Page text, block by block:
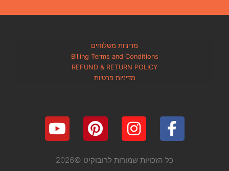
מדיניות משלוחים
Billing Terms and Conditions
REFUND & RETURN POLICY
מדיניות פרטיות
כל הזכויות שמורות לרובוקיט ©2026